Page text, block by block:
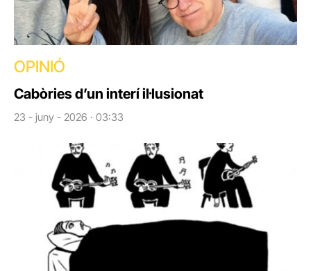
OPINIÓ
Cabòries d’un interí il·lusionat
23 - juny - 2026 · 03:33